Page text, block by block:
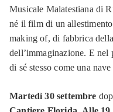
Musicale Malatestiana di
né il film di un
making of, di fabbrica
dell’immaginazione. E nel
di sé stesso come una
Martedì 30 settembre